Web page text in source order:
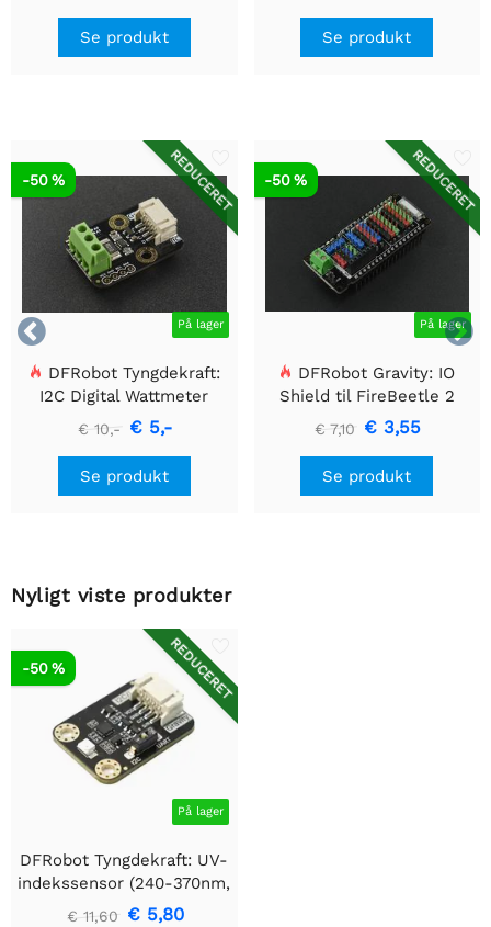
Se produkt Se produkt


REDUCERET
På lager
-50 %
DFRobot Tyngdekraft:
I2C Digital Wattmeter
€ 10,- € 5,-
Se produkt
REDUCERET
På lager
-50 %
DFRobot Gravity: IO
Shield til FireBeetle 2
(ESP32-E/M0)
€ 7,10 € 3,55
Se produkt
Nyligt viste produkter
REDUCERET
På lager
-50 %
DFRobot Tyngdekraft: UV-
indekssensor (240-370nm,
UVA, UVB, UVC)
€ 11,60 € 5,80